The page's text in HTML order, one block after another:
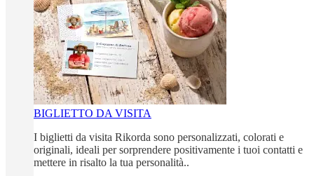
BIGLIETTO DA VISITA
I biglietti da visita Rikorda sono personalizzati, colorati e
originali, ideali per sorprendere positivamente i tuoi contatti e
mettere in risalto la tua personalità..